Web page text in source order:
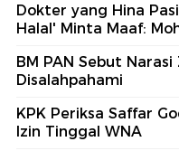
Dokter yang Hina
Halal' Minta Maaf:
BM PAN Sebut
Disalahpahami
KPK Periksa Saffar
Izin Tinggal WNA